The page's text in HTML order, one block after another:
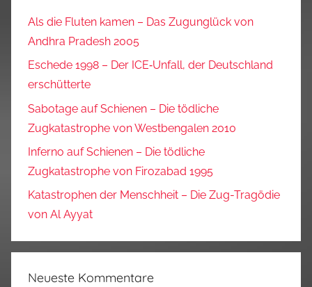
Als die Fluten kamen – Das Zugunglück von
Andhra Pradesh 2005
Eschede 1998 – Der ICE‑Unfall, der Deutschland
erschütterte
Sabotage auf Schienen – Die tödliche
Zugkatastrophe von Westbengalen 2010
Inferno auf Schienen – Die tödliche
Zugkatastrophe von Firozabad 1995
Katastrophen der Menschheit – Die Zug-Tragödie
von Al Ayyat
Neueste Kommentare